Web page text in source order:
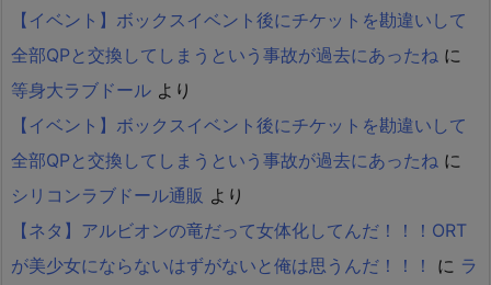
【イベント】ボックスイベント後にチケットを勘違いして
全部QPと交換してしまうという事故が過去にあったね に
等身大ラブドール より
【イベント】ボックスイベント後にチケットを勘違いして
全部QPと交換してしまうという事故が過去にあったね に
シリコンラブドール通販 より
【ネタ】アルビオンの竜だって女体化してんだ！！！ORT
が美少女にならないはずがないと俺は思うんだ！！！
に ラ